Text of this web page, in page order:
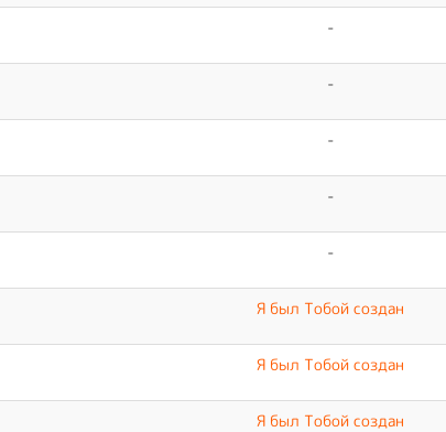
-
-
-
-
-
Я был Тобой создан
Я был Тобой создан
Я был Тобой создан